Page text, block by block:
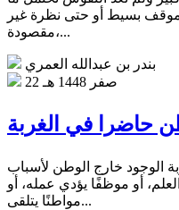
موقف بسيط أو حتى نظرة غير
مقصودة،...
بندر بن عبدالله العمري
22 صفر 1448 هـ
حاضرا في الغربة
الوجود خارج الوطن لأسباب
أو موظفًا يؤدي عمله، أو
مواطنًا يتلقى...